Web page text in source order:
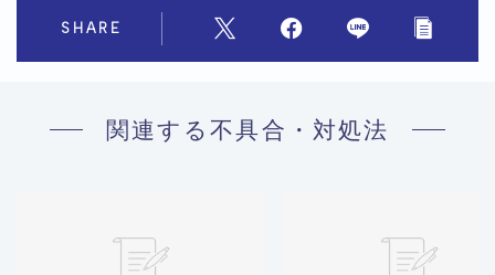
SHARE
関連する不具合・対処法